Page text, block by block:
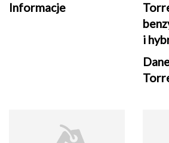
Informacje
i